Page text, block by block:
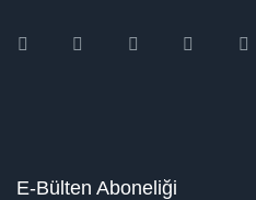
InstagramFacebookTwitter
E-Bülten Aboneliği